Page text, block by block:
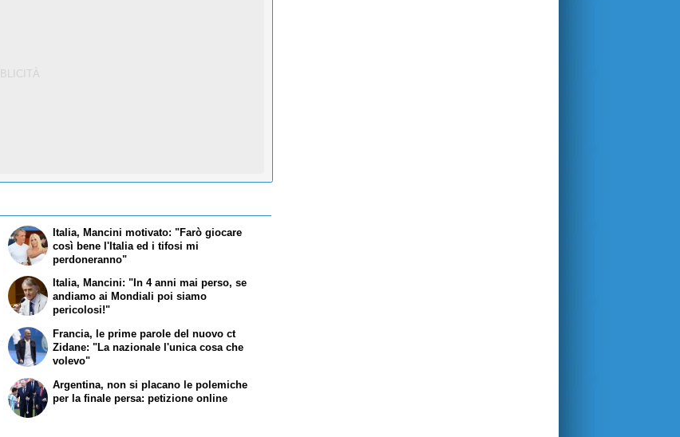
Italia, Mancini motivato: "Farò giocare
così bene l'Italia ed i tifosi mi
perdoneranno"
Italia, Mancini: "In 4 anni mai perso, se
andiamo ai Mondiali poi siamo
pericolosi!"
Francia, le prime parole del nuovo ct
Zidane: "La nazionale l'unica cosa che
volevo"
Argentina, non si placano le polemiche
per la finale persa: petizione online